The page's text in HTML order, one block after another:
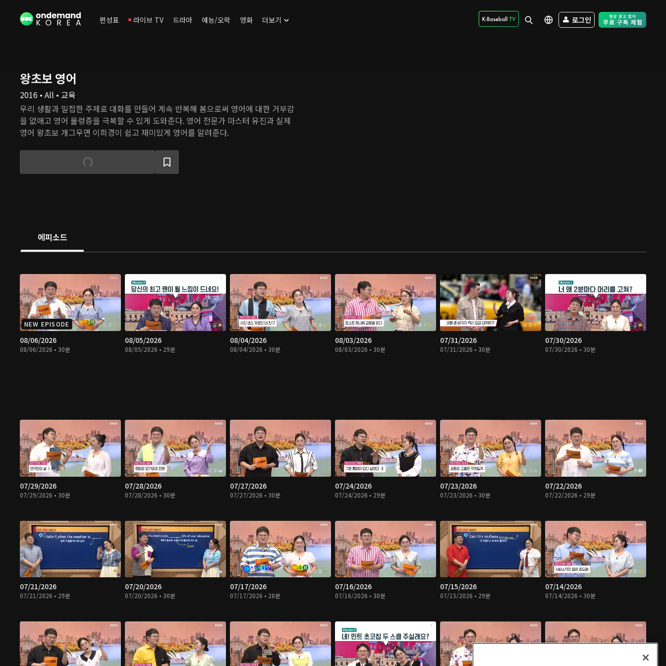
편성표 라이브 TV 드라마 예능/오락 영화 더보기 로그인 Free Trial -
왕초보 영어
2016 • All • 교육
우리 생활과 밀접한 주제로 대화를 만들어 계속 반복해 봄으로써 영어에 대한 거부감
을 없애고 영어 울렁증을 극복할 수 있게 도와준다. 영어 전문가 마스터 유진과 실제
영어 왕초보 개그우면 이희경이 쉽고 재미있게 영어를 알려준다.
에피소드
NEW EPISODE
08/06/2026
08/06/2026 • 30분
08/05/2026
08/05/2026 • 29분
08/04/2026
08/04/2026 • 30분
08/03/2026
08/03/2026 • 30분
07/31/2026
07/31/2026 • 30분
07/30/2026
07/30/2026 • 30분
07/29/2026
07/29/2026 • 30분
07/28/2026
07/28/2026 • 30분
07/27/2026
07/27/2026 • 30분
07/24/2026
07/24/2026 • 29분
07/23/2026
07/23/2026 • 30분
07/22/2026
07/22/2026 • 29분
07/21/2026
07/21/2026 • 29분
07/20/2026
07/20/2026 • 30분
07/17/2026
07/17/2026 • 28분
07/16/2026
07/16/2026 • 30분
07/15/2026
07/15/2026 • 29분
07/14/2026
07/14/2026 • 30분